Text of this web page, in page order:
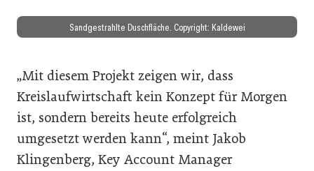
Sandgestrahlte Duschfläche. Copyright: Kaldewei
„Mit diesem Projekt zeigen wir, dass
Kreislaufwirtschaft kein Konzept für Morgen
ist, sondern bereits heute erfolgreich
umgesetzt werden kann“, meint Jakob
Klingenberg, Key Account Manager